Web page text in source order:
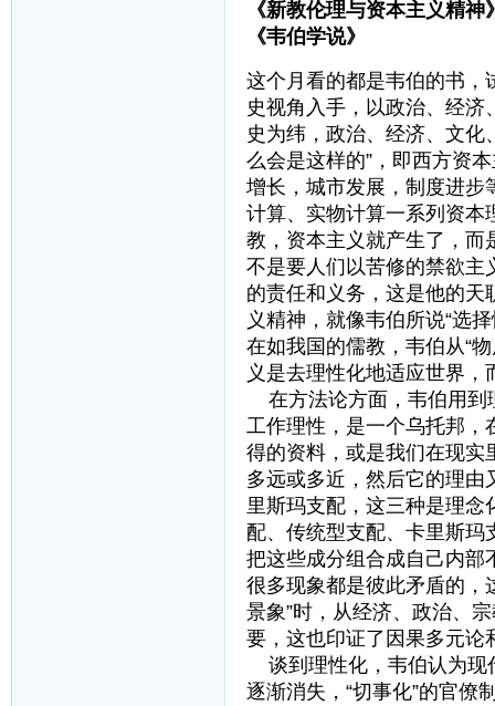
《新教伦理与资本主义
《韦伯学说》 顾
这个月看的都是韦伯的书，
史视角入手，以政治、经
史为纬，政治、经济、文化
么会是这样的”，即西方资
增长，城市发展，制度进步
计算、实物计算一系列资本
教，资本主义就产生了，而
不是要人们以苦修的禁欲主
的责任和义务，这是他的天
义精神，就像韦伯所说“选
在如我国的儒教，韦伯从“
义是去理性化地适应世界
在方法论方面，韦伯用到
工作理性，是一个乌托邦，
得的资料，或是我们在现实
多远或多近，然后它的理由
里斯玛支配，这三种是理
配、传统型支配、卡里斯玛
把这些成分组合成自己内部
很多现象都是彼此矛盾的，
景象”时，从经济、政治、
要，这也印证了因果多元论
谈到理性化，韦伯认为现
逐渐消失，“切事化”的官僚